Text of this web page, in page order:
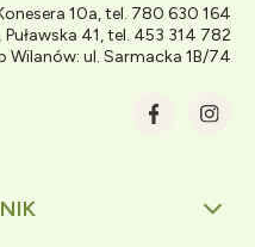
10a, tel. 780 630 164
41, tel. 453 314 782
Wilanów: ul. Sarmacka 1B/74